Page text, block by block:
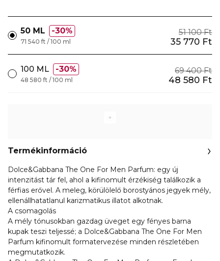
50 ML 30% 51 100 Ft
35 770 Ft
71 540 ft / 100 ml
100 ML 30% 69 400 Ft
48 580 Ft
48 580 ft / 100 ml
Termékinformáció
Dolce&Gabbana The One For Men Parfum: egy új
intenzitást tár fel, ahol a kifinomult érzékiség találkozik a
férfias erővel. A meleg, körülölelő borostyános jegyek mély,
ellenállhatatlanul karizmatikus illatot alkotnak.
A csomagolás
A mély tónusokban gazdag üveget egy fényes barna
kupak teszi teljessé; a Dolce&Gabbana The One For Men
Parfum kifinomult formatervezése minden részletében
megmutatkozik.